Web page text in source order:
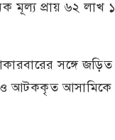
মূল্য প্রায় ৬২ লাখ ১
সঙ্গে জড়িত
ও আটককৃত আসামিকে